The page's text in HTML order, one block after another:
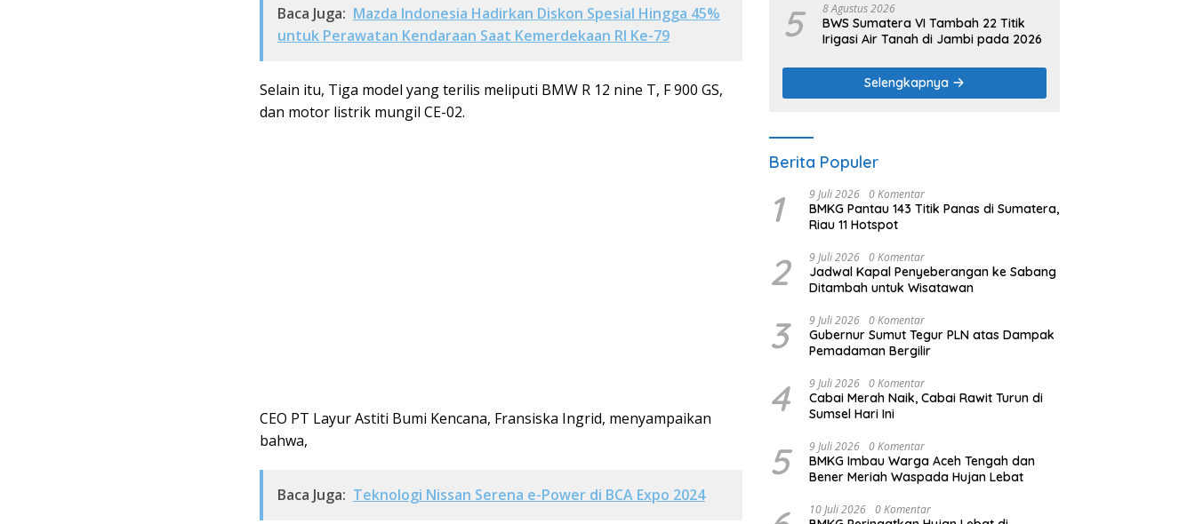
Baca Juga: Mazda Indonesia Hadirkan Diskon Spesial Hingga 45%
untuk Perawatan Kendaraan Saat Kemerdekaan RI Ke-79
Selain itu, Tiga model yang terilis meliputi BMW R 12 nine T, F 900 GS,
dan motor listrik mungil CE-02.
CEO PT Layur Astiti Bumi Kencana, Fransiska Ingrid, menyampaikan
bahwa,
Baca Juga: Teknologi Nissan Serena e-Power di BCA Expo 2024
5 8 Agustus 2026
BWS Sumatera VI Tambah 22 Titik
Irigasi Air Tanah di Jambi pada 2026
Selengkapnya
Berita Populer
1 9 Juli 2026 0 Komentar
BMKG Pantau 143 Titik Panas di Sumatera,
Riau 11 Hotspot
2 9 Juli 2026 0 Komentar
Jadwal Kapal Penyeberangan ke Sabang
Ditambah untuk Wisatawan
3 9 Juli 2026 0 Komentar
Gubernur Sumut Tegur PLN atas Dampak
Pemadaman Bergilir
4 9 Juli 2026 0 Komentar
Cabai Merah Naik, Cabai Rawit Turun di
Sumsel Hari Ini
5 9 Juli 2026 0 Komentar
BMKG Imbau Warga Aceh Tengah dan
Bener Meriah Waspada Hujan Lebat
10 Juli 2026 0 Komentar